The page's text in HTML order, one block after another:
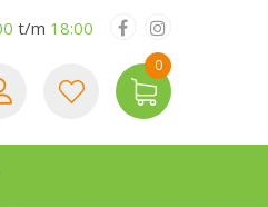
t/m 18:00